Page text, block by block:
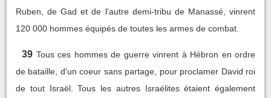
Ruben, de Gad et de l'autre demi-tribu de Manassé, vinrent
120 000 hommes équipés de toutes les armes de combat.
39 Tous ces hommes de guerre vinrent à Hébron en ordre
de bataille, d'un coeur sans partage, pour proclamer David roi
de tout Israël. Tous les autres Israélites étaient également